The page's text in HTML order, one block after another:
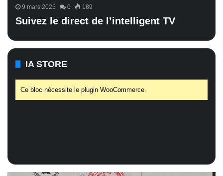
9 mars 2025 0 189
Suivez le direct de l’intelligent TV
IA STORE
Ce bloc nécessite le plugin WooCommerce.